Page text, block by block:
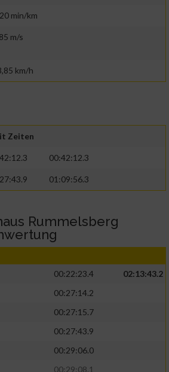
min/km
m/s
km/h
Zeiten
00:42:12.3
01:09:56.3
Rummelsberg
00:22:23.4
02:13:43.2
00:27:14.2
00:27:15.7
00:27:43.9
00:29:06.0
00:29:08.1